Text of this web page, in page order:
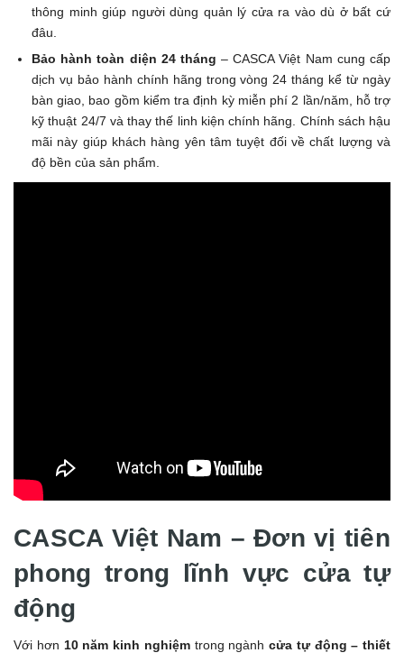
thông minh giúp người dùng quản lý cửa ra vào dù ở bất cứ
đâu.
Bảo hành toàn diện 24 tháng – CASCA Việt Nam cung cấp
dịch vụ bảo hành chính hãng trong vòng 24 tháng kể từ ngày
bàn giao, bao gồm kiểm tra định kỳ miễn phí 2 lần/năm, hỗ trợ
kỹ thuật 24/7 và thay thế linh kiện chính hãng. Chính sách hậu
mãi này giúp khách hàng yên tâm tuyệt đối về chất lượng và
độ bền của sản phẩm.
CASCA Việt Nam – Đơn vị tiên
phong trong lĩnh vực cửa tự
động
Với hơn 10 năm kinh nghiệmtrong ngành cửa tự động – thiết